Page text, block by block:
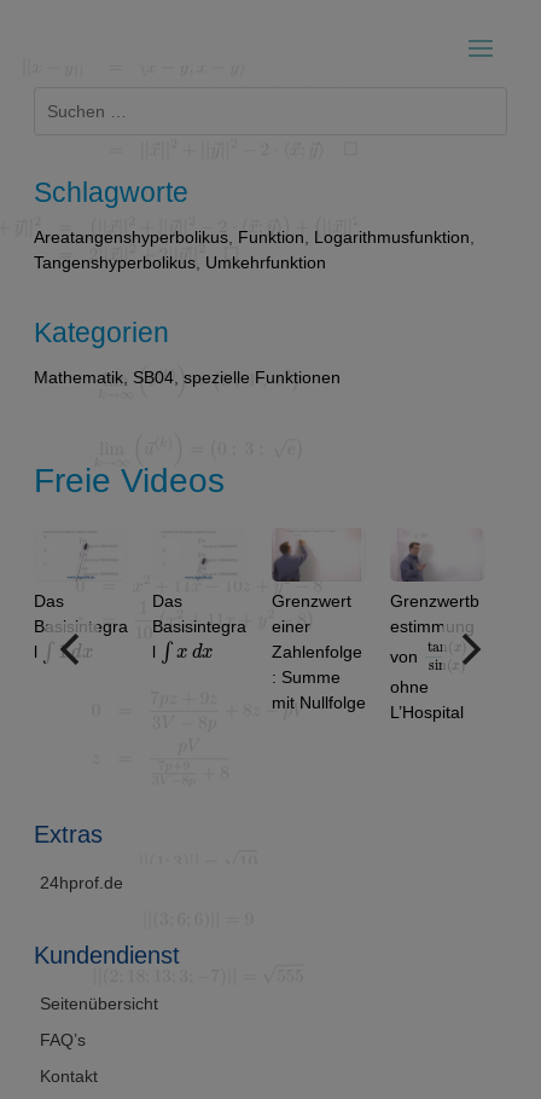
nach:
Schlagworte
Areatangenshyperbolikus Funktion Logarithmusfunktion
Tangenshyperbolikus Umkehrfunktion
Kategorien
Mathematik SB04 spezielle Funktionen
Freie Videos
Das
Basisintegra
l ∫1dx
Das
Basisintegra
l ∫xdx
Grenzwert
einer
Zahlenfolge
: Summe
mit Nullfolge
Grenzwertb
estimmung
von tan (x
)sin (
x)
ohne
L’Hospital
Extras
24hprof.de
Kundendienst
Seitenübersicht
FAQ’s
Kontakt